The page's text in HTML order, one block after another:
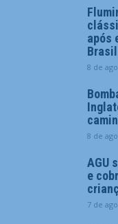
após
Brasil
8 de
8 de
AGU
e
7 de